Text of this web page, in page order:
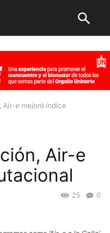
Air-e mejoró índice
Air-e
0
25